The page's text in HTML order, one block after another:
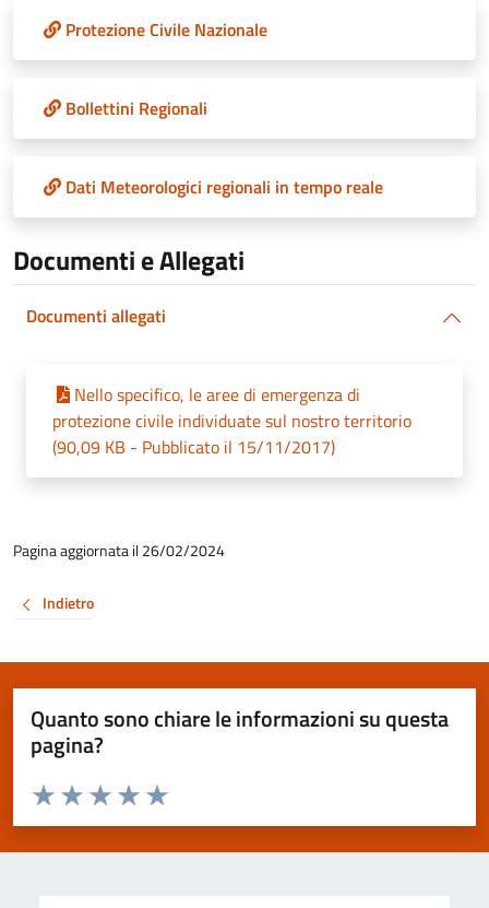
Protezione Civile Nazionale
Bollettini Regionali
Dati Meteorologici regionali in tempo reale
Documenti e Allegati
Documenti allegati
Nello specifico, le aree di emergenza di
protezione civile individuate sul nostro territorio
(90,09 KB - Pubblicato il 15/11/2017)
Pagina aggiornata il 26/02/2024
Indietro
Quanto sono chiare le informazioni su questa
pagina?
Valuta da 1 a 5 stelle la pagina
Valuta 5 stelle su 5
Valuta 4 stelle su 5
Valuta 3 stelle su 5
Valuta 2 stelle su 5
Valuta 1 stelle su 5